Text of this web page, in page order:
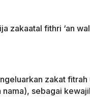
zakaatal fithri ‘an
zakat
nama), sebagai